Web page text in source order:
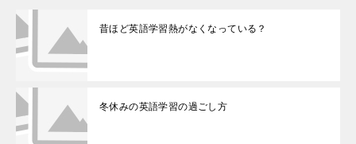
昔ほど英語学習熱がなくなっている？
冬休みの英語学習の過ごし方